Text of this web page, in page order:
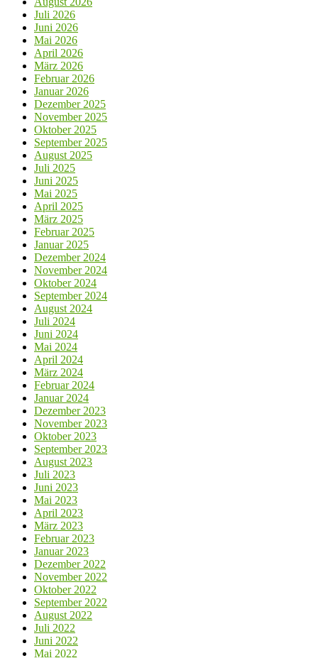
Juli 2026
Juni 2026
Mai 2026
April 2026
März 2026
Februar 2026
Januar 2026
Dezember 2025
November 2025
Oktober 2025
September 2025
August 2025
Juli 2025
Juni 2025
Mai 2025
April 2025
März 2025
Februar 2025
Januar 2025
Dezember 2024
November 2024
Oktober 2024
September 2024
August 2024
Juli 2024
Juni 2024
Mai 2024
April 2024
März 2024
Februar 2024
Januar 2024
Dezember 2023
November 2023
Oktober 2023
September 2023
August 2023
Juli 2023
Juni 2023
Mai 2023
April 2023
März 2023
Februar 2023
Januar 2023
Dezember 2022
November 2022
Oktober 2022
September 2022
August 2022
Juli 2022
Juni 2022
Mai 2022